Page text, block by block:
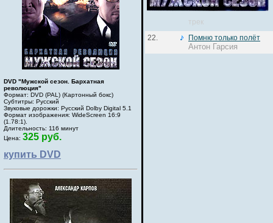
DVD "Мужской сезон. Бархатная
революция"
Формат: DVD (PAL) (Картонный бокс)
Субтитры: Русский
Звуковые дорожки: Русский Dolby Digital 5.1
Формат изображения: WideScreen 16:9
(1.78:1).
Длительность: 116 минут
Цена: 325 руб.
купить DVD
трек
22.
Помню только полёт
Антон Гарсия